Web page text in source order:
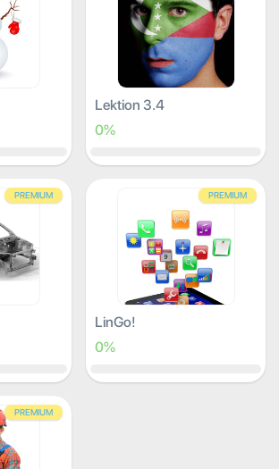
Lektion 3.4
0%
PREMIUM PREMIUM
LinGo!
0%
PREMIUM